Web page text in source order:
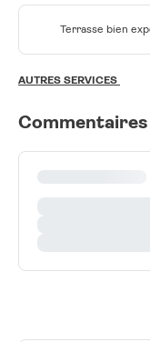
Terrasse bien
AUTRES SERVICES